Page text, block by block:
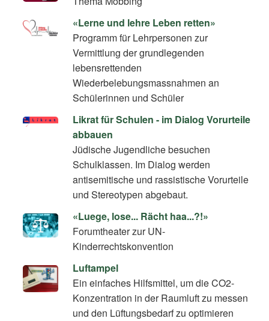
«Lerne und lehre Leben retten»
Programm für Lehrpersonen zur
Vermittlung der grundlegenden
lebensrettenden
Wiederbelebungsmassnahmen an
Schülerinnen und Schüler
Likrat für Schulen - im Dialog Vorurteile
abbauen
Jüdische Jugendliche besuchen
Schulklassen. Im Dialog werden
antisemitische und rassistische Vorurteile
und Stereotypen abgebaut.
«Luege, lose... Rächt haa...?!»
Forumtheater zur UN-
Kinderrechtskonvention
Luftampel
Ein einfaches Hilfsmittel, um die CO2-
Konzentration in der Raumluft zu messen
und den Lüftungsbedarf zu optimieren